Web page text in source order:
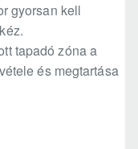
gyorsan kell
tapadó zóna a
és megtartása